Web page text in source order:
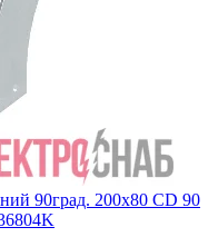
90град. 200х80 CD 90